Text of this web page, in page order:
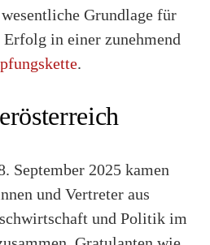
Grundlage für
in einer zunehmend
.
September 2025 kamen
und Vertreter aus
und Politik im